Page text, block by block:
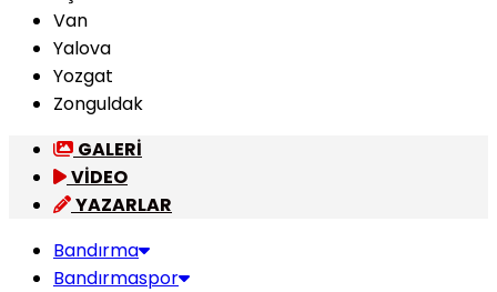
Van
Yalova
Yozgat
Zonguldak
GALERİ
VİDEO
YAZARLAR
Bandırma
Bandırmaspor